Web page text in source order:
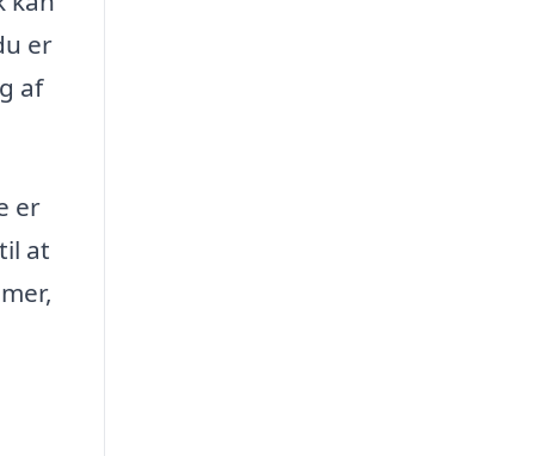
er
af
er
at